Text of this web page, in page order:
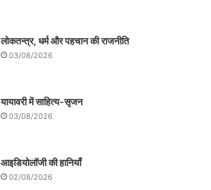
लोकतन्त्र, धर्म और पहचान की राजनीति
03/08/2026
यायावरी में साहित्य-सृजन
03/08/2026
आइडियोलॉजी की हानियाँ
02/08/2026